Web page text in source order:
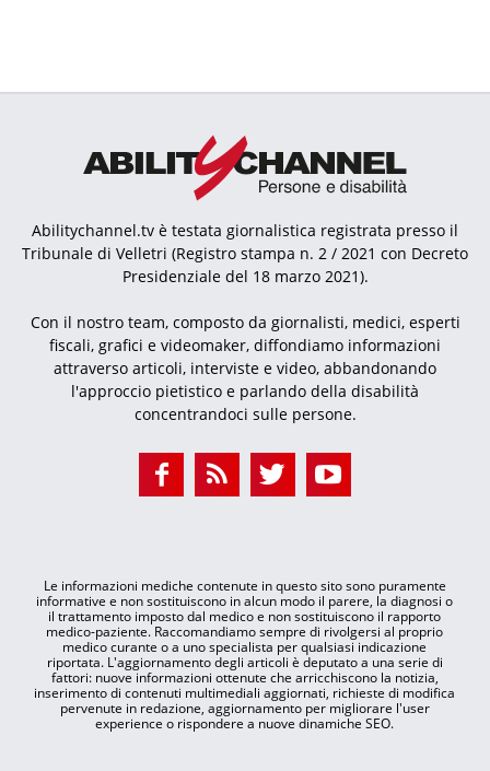
Abilitychannel.tv è testata giornalistica registrata presso il
Tribunale di Velletri (Registro stampa n. 2 / 2021 con Decreto
Presidenziale del 18 marzo 2021).
Con il nostro team, composto da giornalisti, medici, esperti
fiscali, grafici e videomaker, diffondiamo informazioni
attraverso articoli, interviste e video, abbandonando
l'approccio pietistico e parlando della disabilità
concentrandoci sulle persone.
Le informazioni mediche contenute in questo sito sono puramente
informative e non sostituiscono in alcun modo il parere, la diagnosi o
il trattamento imposto dal medico e non sostituiscono il rapporto
medico-paziente. Raccomandiamo sempre di rivolgersi al proprio
medico curante o a uno specialista per qualsiasi indicazione
riportata. L'aggiornamento degli articoli è deputato a una serie di
fattori: nuove informazioni ottenute che arricchiscono la notizia,
inserimento di contenuti multimediali aggiornati, richieste di modifica
pervenute in redazione, aggiornamento per migliorare l'user
experience o rispondere a nuove dinamiche SEO.